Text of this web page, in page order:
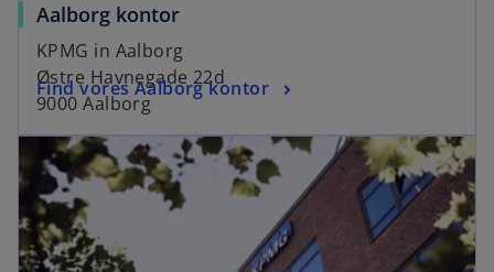
Aalborg kontor
KPMG in Aalborg
Østre Havnegade 22d
9000 Aalborg
Find vores Aalborg kontor